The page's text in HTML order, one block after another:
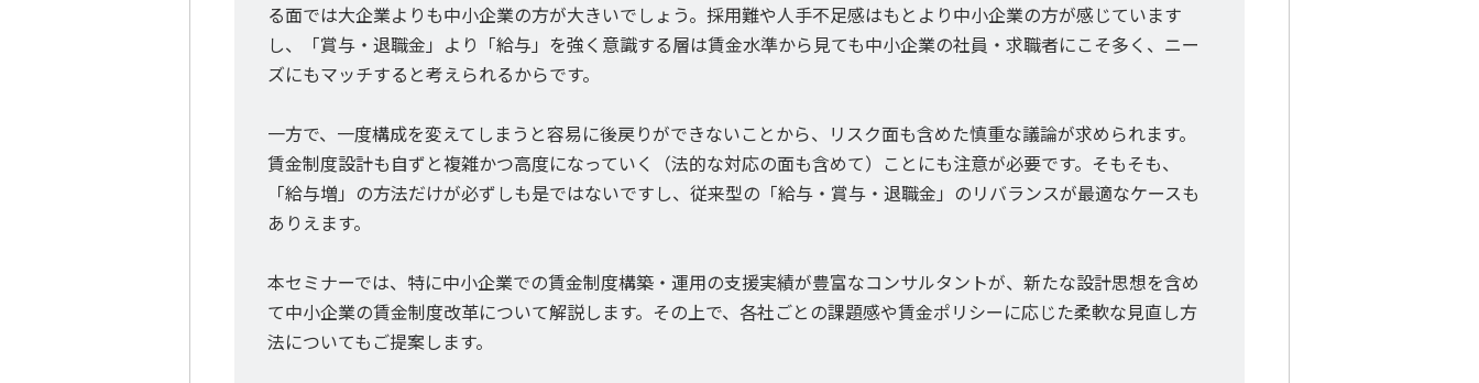
る面では大企業よりも中小企業の方が大きいでしょう。採用難や人手不足感はもとより中小企業の方が感じています
し、「賞与・退職金」より「給与」を強く意識する層は賃金水準から見ても中小企業の社員・求職者にこそ多く、ニー
ズにもマッチすると考えられるからです。
一方で、一度構成を変えてしまうと容易に後戻りができないことから、リスク面も含めた慎重な議論が求められます。
賃金制度設計も自ずと複雑かつ高度になっていく（法的な対応の面も含めて）ことにも注意が必要です。そもそも、
「給与増」の方法だけが必ずしも是ではないですし、従来型の「給与・賞与・退職金」のリバランスが最適なケースも
ありえます。
本セミナーでは、特に中小企業での賃金制度構築・運用の支援実績が豊富なコンサルタントが、新たな設計思想を含め
て中小企業の賃金制度改革について解説します。その上で、各社ごとの課題感や賃金ポリシーに応じた柔軟な見直し方
法についてもご提案します。